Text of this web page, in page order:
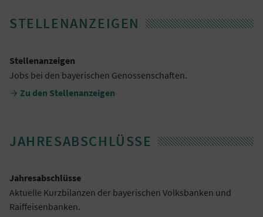
STELLENANZEIGEN
Stellenanzeigen
Jobs bei den bayerischen Genossenschaften.
 Zu den Stellenanzeigen
JAHRESABSCHLÜSSE
Jahresabschlüsse
Aktuelle Kurzbilanzen der bayerischen Volksbanken und
Raiffeisenbanken.